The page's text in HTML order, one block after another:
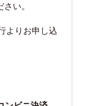
い。
よりお申し込